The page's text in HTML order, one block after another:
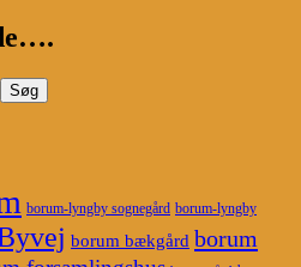
borum-lyngby sognegård borum-lyngby
borum bækgård borum